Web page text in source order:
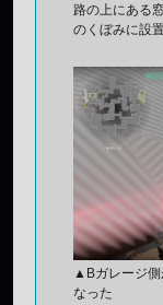
路の上にある
のくぼみに設
▲Bガレージ側
なった